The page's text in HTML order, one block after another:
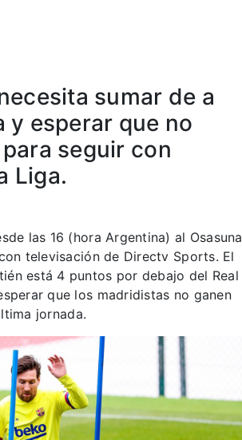
sumar de a
y esperar que no
seguir con
Liga.
las 16 (hora Argentina) al Osasuna
televisación de Directv Sports. El
está 4 puntos por debajo del Real
que los madridistas no ganen
jornada.